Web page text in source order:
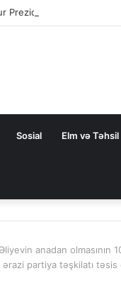
Prezidentini təbrik etdi
Sosial Elm və Təhsil
anadan olmasının
ərazi partiya təşkilatı təsis